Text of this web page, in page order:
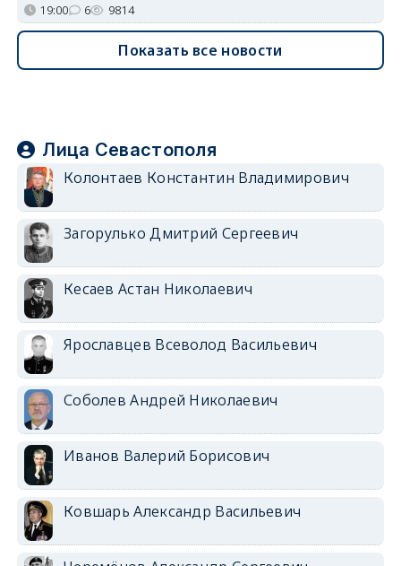
19:00 6 9814
Показать все новости
Лица Севастополя
Колонтаев Константин Владимирович
Загорулько Дмитрий Сергеевич
Кесаев Астан Николаевич
Ярославцев Всеволод Васильевич
Соболев Андрей Николаевич
Иванов Валерий Борисович
Ковшарь Александр Васильевич